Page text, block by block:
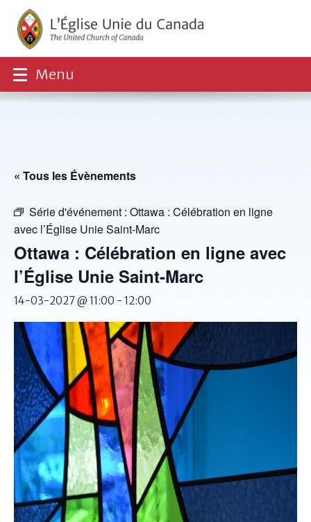
Menu
« Tous les Évènements
Série d'événement : Ottawa : Célébration en ligne
avec l’Église Unie Saint-Marc
Ottawa : Célébration en ligne avec
l’Église Unie Saint-Marc
14-03-2027 @ 11:00 - 12:00